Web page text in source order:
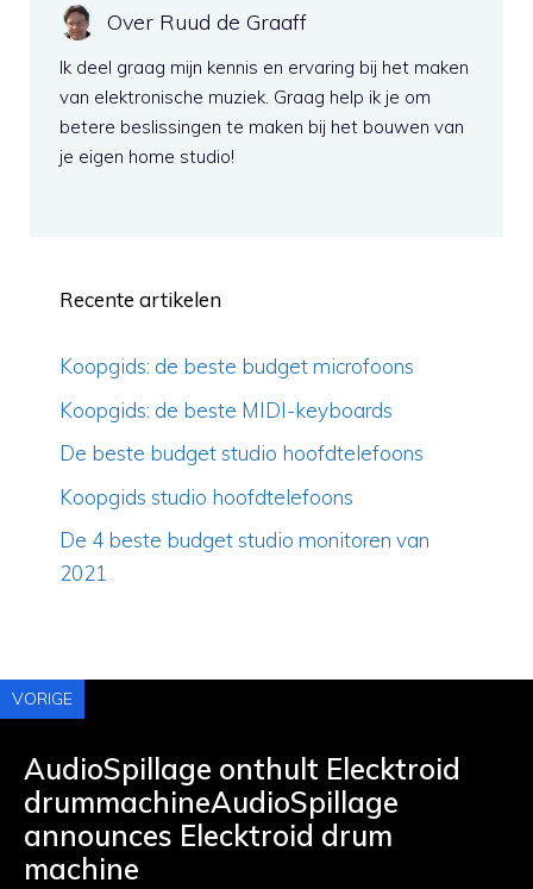
Over Ruud de Graaff
Ik deel graag mijn kennis en ervaring bij het maken
van elektronische muziek. Graag help ik je om
betere beslissingen te maken bij het bouwen van
je eigen home studio!
Recente artikelen
Koopgids: de beste budget microfoons
Koopgids: de beste MIDI-keyboards
De beste budget studio hoofdtelefoons
Koopgids studio hoofdtelefoons
De 4 beste budget studio monitoren van
2021
VORIGE
AudioSpillage onthult Elecktroid
drummachineAudioSpillage
announces Elecktroid drum
machine